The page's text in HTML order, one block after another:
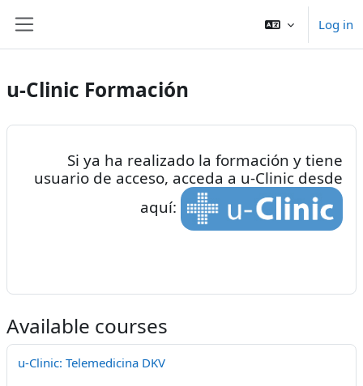
Log in
u-Clinic Formación
Si ya ha realizado la formación y tiene
usuario de acceso, acceda a u-Clinic desde
aquí:
Available courses
u-Clinic: Telemedicina DKV